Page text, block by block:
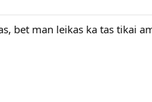
bet man leikas ka tas tikai